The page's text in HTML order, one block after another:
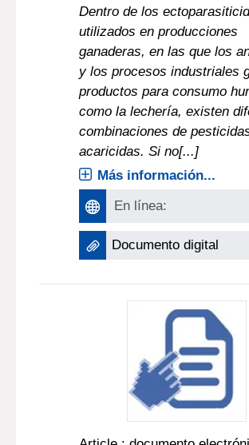
Dentro de los
utilizados en producciones
ganaderas, en las que los
y los procesos industriales
productos para consumo
como la lechería, existen
combinaciones de
acaricidas. Si no[...]
Más información...
En línea:
Documento digital